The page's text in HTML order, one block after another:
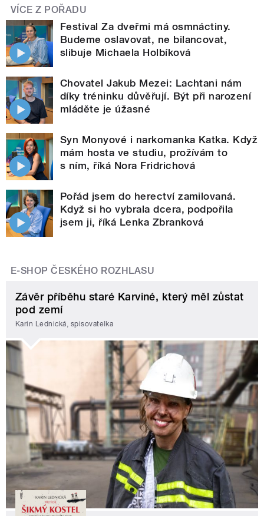
VÍCE Z POŘADU
Festival Za dveřmi má osmnáctiny.
Budeme oslavovat, ne bilancovat,
slibuje Michaela Holbíková
Chovatel Jakub Mezei: Lachtani nám
díky tréninku důvěřují. Být při narození
mláděte je úžasné
Syn Monyové i narkomanka Katka. Když
mám hosta ve studiu, prožívám to
s ním, říká Nora Fridrichová
Pořád jsem do herectví zamilovaná.
Když si ho vybrala dcera, podpořila
jsem ji, říká Lenka Zbranková
E-SHOP ČESKÉHO ROZHLASU
Závěr příběhu staré Karviné, který měl zůstat
pod zemí
Karin Lednická, spisovatelka